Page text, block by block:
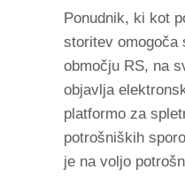
Ponudnik, ki kot
storitev omogoča
območju RS, na
objavlja
platformo za
potrošniških
je na voljo